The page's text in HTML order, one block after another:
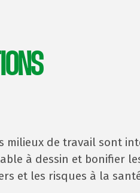
milieux de travail sont
à dessin et bonifier
et les risques à la